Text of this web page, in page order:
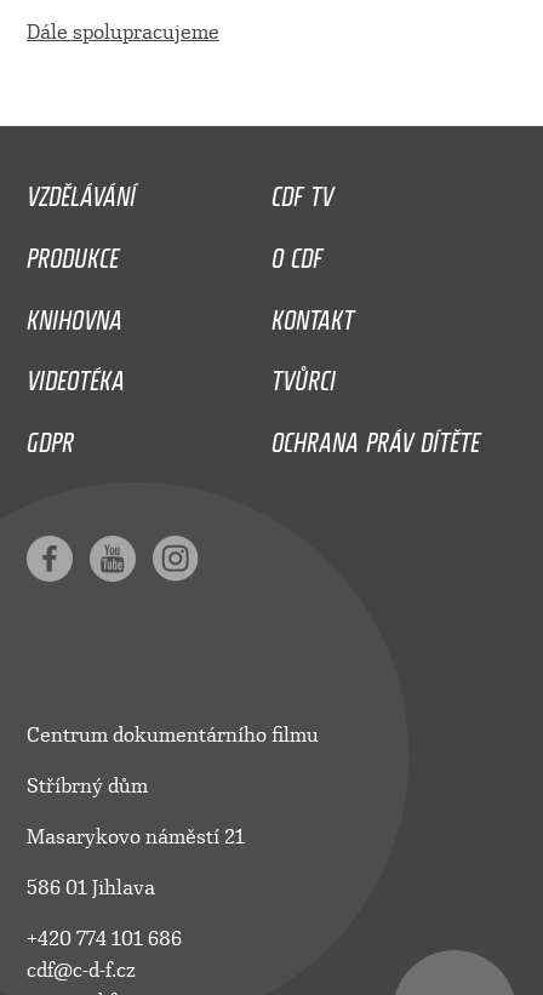
Dále spolupracujeme
VZDĚLÁVÁNÍ
CDF TV
PRODUKCE
O CDF
KNIHOVNA
KONTAKT
VIDEOTÉKA
TVŮRCI
GDPR
OCHRANA PRÁV DÍTĚTE
Centrum dokumentárního filmu
Stříbrný dům
Masarykovo náměstí 21
586 01 Jihlava
+420 774 101 686
cdf@c-d-f.cz